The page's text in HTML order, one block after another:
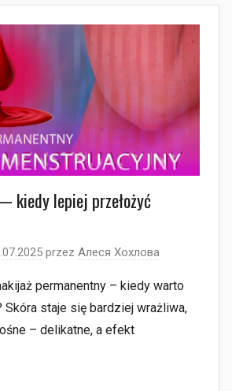
kiedy lepiej przełożyć
przez Алеся Хохлова
permanentny – kiedy warto
Skóra staje się bardziej wrażliwa,
– delikatne, a efekt